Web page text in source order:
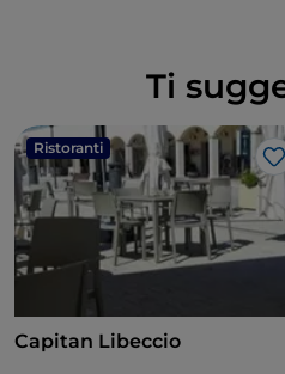
Ti
Ristoranti
Capitan Libeccio